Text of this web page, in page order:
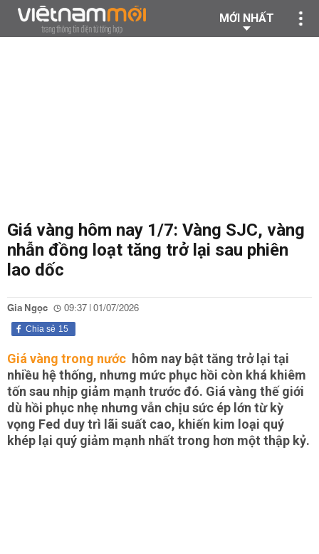
MỚI NHẤT
Giá vàng hôm nay 1/7: Vàng SJC, vàng
nhẫn đồng loạt tăng trở lại sau phiên
lao dốc
Gia Ngọc 09:37 | 01/07/2026
15
Chia sẻ
Giá vàng trong nước hôm nay bật tăng trở lại tại
nhiều hệ thống, nhưng mức phục hồi còn khá khiêm
tốn sau nhịp giảm mạnh trước đó. Giá vàng thế giới
dù hồi phục nhẹ nhưng vẫn chịu sức ép lớn từ kỳ
vọng Fed duy trì lãi suất cao, khiến kim loại quý
khép lại quý giảm mạnh nhất trong hơn một thập kỷ.